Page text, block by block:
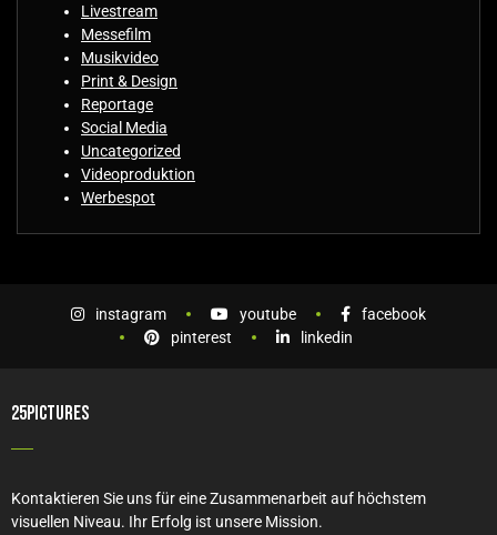
Livestream
Messefilm
Musikvideo
Print & Design
Reportage
Social Media
Uncategorized
Videoproduktion
Werbespot
instagram youtube
facebook
pinterest
linkedin
25PICTURES
Kontaktieren Sie uns für eine Zusammenarbeit auf höchstem
visuellen Niveau. Ihr Erfolg ist unsere Mission.